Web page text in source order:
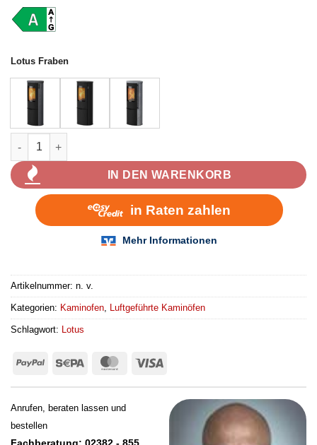
Lotus Fraben
Lotus Liva 6 Kaminofen 5 kW Menge
IN DEN WARENKORB
Artikelnummer: n. v.
Kategorien: Kaminofen Luftgeführte Kaminöfen
Schlagwort: Lotus
PayPal Sepa MasterCard
Visa
Anrufen, beraten lassen und
bestellen
Fachberatung: 02382 - 855